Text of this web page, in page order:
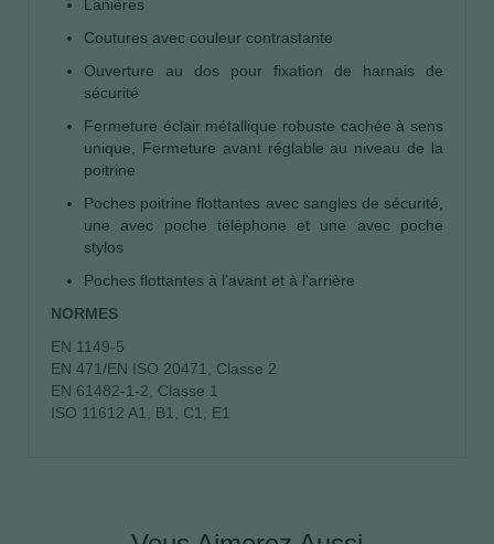
Lanières
Coutures avec couleur contrastante
Ouverture au dos pour fixation de harnais de
sécurité
Fermeture éclair métallique robuste cachée à sens
unique, Fermeture avant réglable au niveau de la
poitrine
Poches poitrine flottantes avec sangles de sécurité,
une avec poche téléphone et une avec poche
stylos
Poches flottantes à l'avant et à l'arrière
NORMES
EN 1149-5
EN 471/EN ISO 20471, Classe 2
EN 61482-1-2, Classe 1
ISO 11612 A1, B1, C1, E1